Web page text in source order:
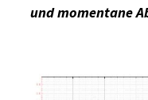
und momentane